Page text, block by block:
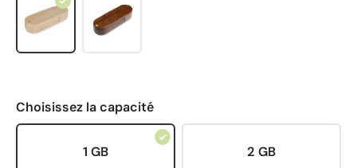
Choisissez la capacité
1 GB 2 GB